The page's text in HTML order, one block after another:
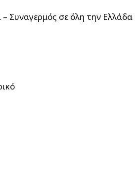
Συναγερμός σε όλη την Ελλάδα